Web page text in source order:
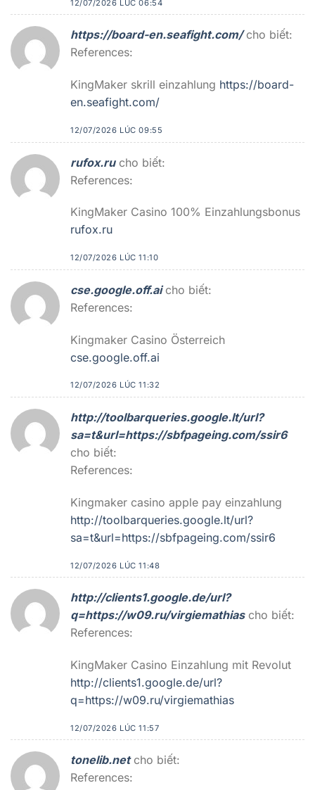
12/07/2026 LÚC 06:54
https://board-en.seafight.com/ cho biết:
References:
KingMaker skrill einzahlung https://board-
en.seafight.com/
12/07/2026 LÚC 09:55
rufox.ru cho biết:
References:
KingMaker Casino 100% Einzahlungsbonus
rufox.ru
12/07/2026 LÚC 11:10
cse.google.off.ai cho biết:
References:
Kingmaker Casino Österreich
cse.google.off.ai
12/07/2026 LÚC 11:32
http://toolbarqueries.google.lt/url?
sa=t&url=https://sbfpageing.com/ssir6
cho biết:
References:
Kingmaker casino apple pay einzahlung
http://toolbarqueries.google.lt/url?
sa=t&url=https://sbfpageing.com/ssir6
12/07/2026 LÚC 11:48
http://clients1.google.de/url?
q=https://w09.ru/virgiemathias cho biết:
References:
KingMaker Casino Einzahlung mit Revolut
http://clients1.google.de/url?
q=https://w09.ru/virgiemathias
12/07/2026 LÚC 11:57
tonelib.net cho biết:
References: